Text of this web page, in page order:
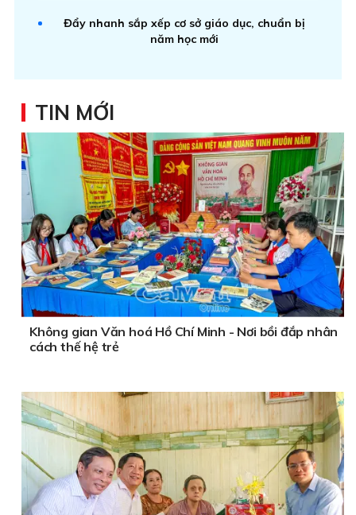
Đẩy nhanh sắp xếp cơ sở giáo dục, chuẩn bị
năm học mới
TIN MỚI
Không gian Văn hoá Hồ Chí Minh - Nơi bồi đắp nhân
cách thế hệ trẻ